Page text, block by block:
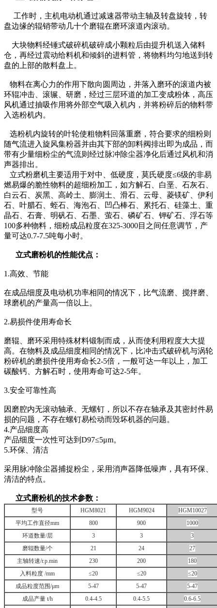
工作时，主机电动机通过减速器带动主轴及转盘旋转，转
盘边缘的辊销带动几十个磨辊在磨环滚道内滚动。
大块物料经锤式破碎机破碎成小颗粒后由提升机送入储料
仓，再经过震动给料机和倾斜的进料管，将物料均匀地送到转
盘的上部的散料盘上。
物料在离心力的作用下散向圆周边，并落入磨环的滚道内被
环辊冲击、滚辗、研磨，经过三层环道的加工变成粉体，高压
风机通过抽吸作用将外部空气吸入机内，并将粉碎后的物料带
入选粉机内。
选粉机内旋转的叶轮使粗物料回落重磨，符合要求的细粉则
随气流进入旋风集粉器并由其下部的卸料阀排出即为成品，而
带有少量细粉尘的气流则经过脉冲除尘器净化后通过风机和消
声器排出。
立式粉磨机主要适用于对中、低硬度，莫氏硬度≤6级的非易
燃易爆的脆性物料的超细粉加工，如方解石、白垩、石灰石、
白云石、炭黑、高岭土、膨润土、滑石、云母、菱镁矿、伊利
石、叶腊石、蛭石、海泡石、凹凸棒石、累托石、硅藻土、重
晶石、石膏、明矾石、石墨、萤石、磷矿石、钾矿石、浮石等
100多种物料，细粉成品粒度在325-3000目之间任意调节，产
量可达0.7-7.5吨每小时。
立式磨粉机的性能优点：
1.高效、节能
在成品细度及电动机功率相同的情况下，比气流磨、搅拌磨、
球磨机的产量高一倍以上。
2.易损件使用寿命长
磨辊、磨环采用特殊材料锻制而成，从而使利用程度大大提
高。在物料及成品细度相同的情况下，比冲击式破碎机与涡轮
粉碎机的磨损件使用寿命长2-5倍，一般可达一年以上，加工
碳酸钙、方解石时，使用寿命可达2-5年。
3.安全可靠性高
因磨腔内无滚动轴承、无螺钉，所以不存在轴承及其密封件易
损的问题，不存在螺钉易松动而毁坏机器的问题。
4.产品细度高
产品细度一次性可达到D97≤5μm。
5.环保、清洁
采用脉冲除尘器捕捉粉尘，采用消声器降低噪声，具有环保、
清洁的特点。
立式磨粉机的技术参数：
型号 HGM8021 HGM9024
HGM10027
平均工作直径mm
800 900
1000
环道数量/层
3 3
3
磨辊数量/个
21 24
27
主轴转速/r.p.min
230 200
180
入料粒度 /mm
≤20 ≤20
≤20
成品粒度范围/μm
5-47 5-47
5-47
成品产量 t/h
0.4-4.5 0.4-5.5
0.6-6.5